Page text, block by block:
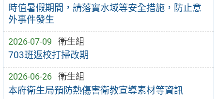
時值暑假期間，請落實水域等安全措施，防止意
外事件發生
2026-07-09 衛生組
703班返校打掃改期
2026-06-26 衛生組
本府衛生局預防熱傷害衛教宣導素材等資訊